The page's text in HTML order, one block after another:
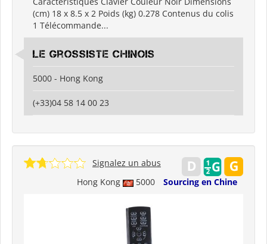
(cm) 18 x 8.5 x 2 Poids (kg) 0.278 Contenus du colis
1 Télécommande...
Le grossiste chinois
5000 - Hong Kong
(+33)04 58 14 00 23
Hong Kong 5000 Sourcing en Chine
Signalez un abus